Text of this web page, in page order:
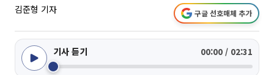
김준형 기자 구글 선호매체 추가
기사 듣기 00:00 / 02:31